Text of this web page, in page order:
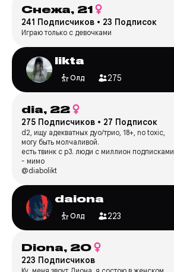
Снежа, 21
241 Подписчиков • 23 Подписок
Играю только с девочками
likta
Олд 275
dia, 22
275 Подписчиков • 27 Подписок
d2, ищу адекватных дуо/трио, 18+, no toxic,
могу быть молчаливой.
есть твинк с p3. люди с миллион подписками
- мимо
@diabolikt
daiona
Олд 223
Diona, 20
223 Подписчиков